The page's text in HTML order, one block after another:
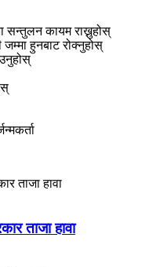
सन्तुलन कायम राख्नुहोस्
हुनबाट रोक्नुहोस्
ताजा हावा